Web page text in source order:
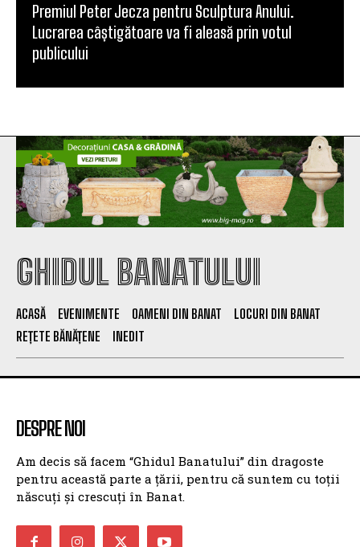
Premiul Peter Jecza pentru Sculptura Anului.
Lucrarea câștigătoare va fi aleasă prin votul
publicului
GHIDUL BANATULUI
ACASĂ EVENIMENTE OAMENI DIN BANAT
LOCURI DIN BANAT
REȚETE BĂNĂȚENE
INEDIT
DESPRE NOI
Am decis să facem “Ghidul Banatului” din dragoste
pentru această parte a țării, pentru că suntem cu toții
născuți și crescuți în Banat.